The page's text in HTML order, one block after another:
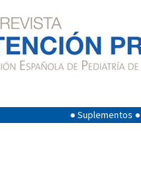
● Suplementos ●